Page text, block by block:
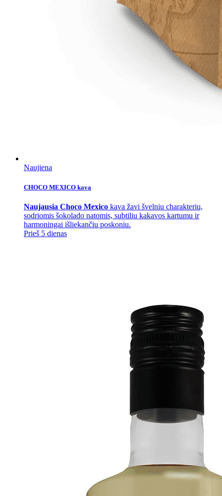
Naujiena
CHOCO MEXICO kava
Naujausia Choco Mexico kava žavi švelniu charakteriu,
sodriomis šokolado natomis, subtiliu kakavos kartumu ir
harmoningai išliekančiu poskoniu.
Prieš 5 dienas